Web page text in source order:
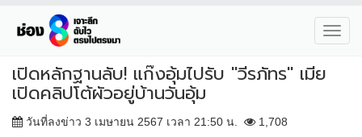
เปิดหลักฐานลับ! แก๊งอุ้มไปรับ "วีรภัทร" เมีย
เปิดคลิปโต้ผัวอยู่บ้านวันอุ้ม
วันที่ลงข่าว 3 เมษายน 2567 เวลา 21:50 น. 1,708